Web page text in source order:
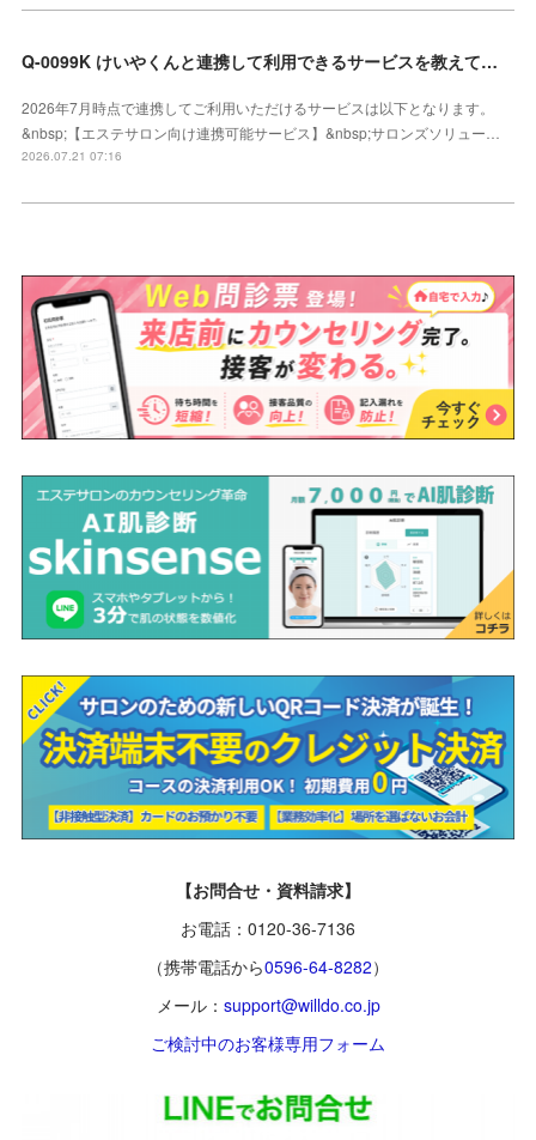
Q-0099K けいやくんと連携して利用できるサービスを教えてください
2026年7月時点で連携してご利用いただけるサービスは以下となります。
&nbsp;【エステサロン向け連携可能サービス】&nbsp;サロンズソリュー…
2026.07.21 07:16
【お問合せ・資料請求】
お電話：0120-36-7136
（携帯電話から0596-64-8282）
メール： support@willdo.co.jp
ご検討中のお客様専用フォーム